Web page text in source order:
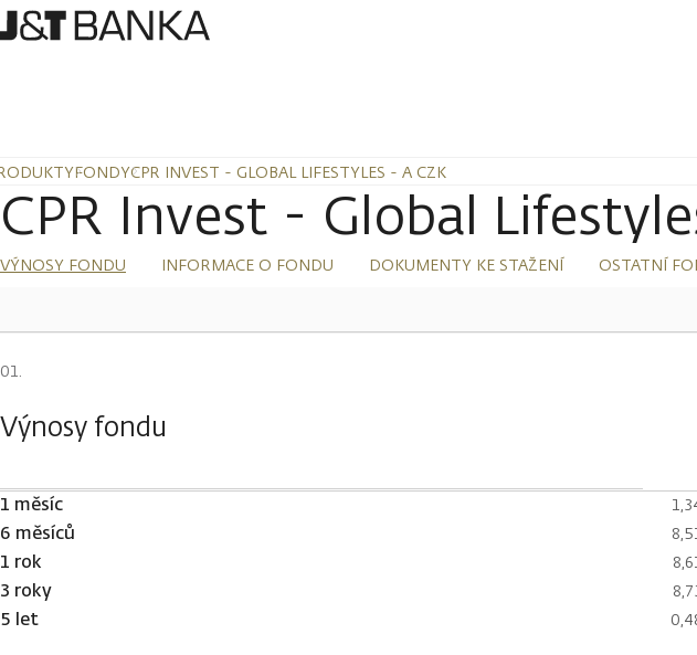
FONDYCPR INVEST - GLOBAL LIFESTYLES - A CZK
CPR Invest - Global
VÝNOSY FONDU INFORMACE O FONDU DOKUMENTY KE STAŽENÍ OSTATNÍ
Výnosy fondu
1 měsíc
6 měsíců
1 rok
3 roky
5 let